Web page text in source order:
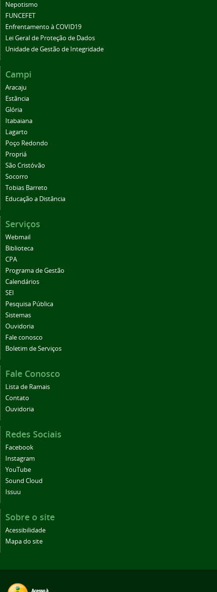
Nepotismo
FUNCEFET
Enfrentamento à COVID19
Lei Geral de Proteção de Dados
Unidade de Gestão de Integridade
Campi
Aracaju
Estância
Glória
Itabaiana
Lagarto
Poço Redondo
Propriá
São Cristóvão
Socorro
Tobias Barreto
Educação a Distância
Serviços
Webmail
Biblioteca
CPA
Programa de Gestão
Calendários
SEI
Pesquisa Pública
Sistemas
Ouvidoria
Fale conosco
Boletim de Serviços
Fale Conosco
Lista de Ramais
Contato
Ouvidoria
Redes Sociais
Facebook
Instagram
YouTube
Sound Cloud
Issuu
Sobre o site
Acessibilidade
Mapa do site